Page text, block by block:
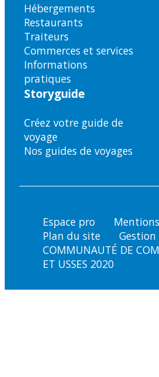
Hébergements
Restaurants
Traiteurs
Commerces et services
Informations
pratiques
Storyguide
Créez votre guide de
voyage
Nos guides de voyages
Espace pro
Plan du site
Gestion